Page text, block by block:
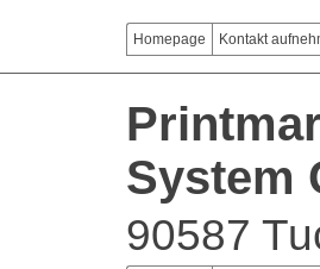
Homepage Kontakt
System
90587